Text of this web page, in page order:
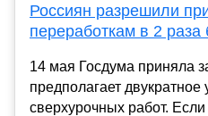
Россиян разрешили
переработкам в 2
14 мая Госдума приняла
предполагает
сверхурочных работ.